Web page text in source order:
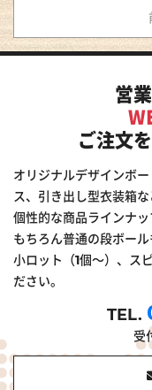
営
ご注文
オリジナルデザインボ
ス、引き出し型衣装箱
個性的な商品ラインナ
もちろん普通の段ボール
小ロット（1個～）、ス
ださい。
受